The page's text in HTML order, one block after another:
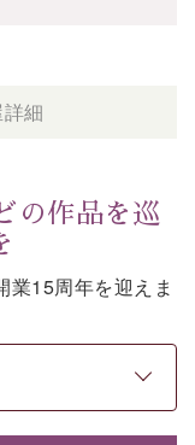
細
の作品を巡
業15周年を迎えま
分の館内利用券
用意いたしまし